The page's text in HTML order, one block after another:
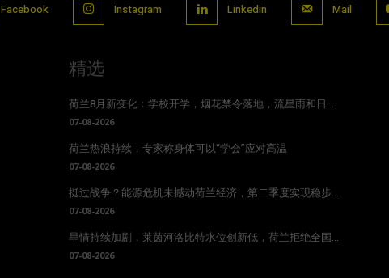
Facebook Instagram Linkedin Mail
精选
荷兰8月新变化：学校开学，烟花禁令落地，流星雨和日...
07-08-2026
荷兰热浪持续，专家称身体可以“学会”应对高温
07-08-2026
挺过战争？能源危机未撼动荷兰经济，第二季度实现稳步...
07-08-2026
旱情持续加剧，莱茵河洛比特水位创新低，荷兰拒绝全国...
07-08-2026